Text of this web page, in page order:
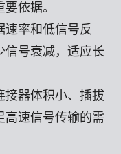
依据。
速率和低信号反
信号衰减，适应长
接器体积小、插拔
高速信号传输的需